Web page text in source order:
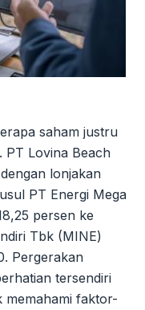
saham justru
PT Lovina Beach
lonjakan
PT Energi Mega
persen ke
Tbk (MINE)
Pergerakan
tersendiri
memahami faktor-